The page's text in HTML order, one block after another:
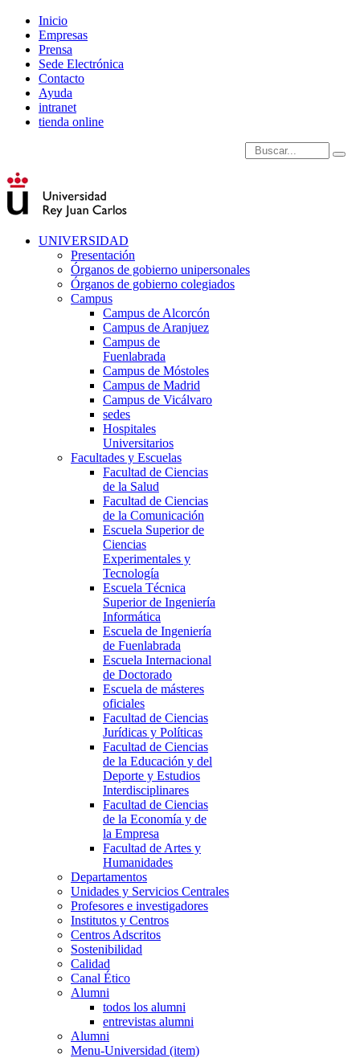
Inicio
Empresas
Prensa
Sede Electrónica
Contacto
Ayuda
intranet
tienda online
Introduce términos de
UNIVERSIDAD
Presentación
Órganos de gobierno unipersonales
Órganos de gobierno colegiados
Campus
Campus de Alcorcón
Campus de Aranjuez
Campus de
Fuenlabrada
Campus de Móstoles
Campus de Madrid
Campus de Vicálvaro
sedes
Hospitales
Universitarios
Facultades y Escuelas
Facultad de Ciencias
de la Salud
Facultad de Ciencias
de la Comunicación
Escuela Superior de
Ciencias
Experimentales y
Tecnología
Escuela Técnica
Superior de Ingeniería
Informática
Escuela de Ingeniería
de Fuenlabrada
Escuela Internacional
de Doctorado
Escuela de másteres
oficiales
Facultad de Ciencias
Jurídicas y Políticas
Facultad de Ciencias
de la Educación y del
Deporte y Estudios
Interdisciplinares
Facultad de Ciencias
de la Economía y de
la Empresa
Facultad de Artes y
Humanidades
Departamentos
Unidades y Servicios Centrales
Profesores e investigadores
Institutos y Centros
Centros Adscritos
Sostenibilidad
Calidad
Canal Ético
Alumni
todos los alumni
entrevistas alumni
Alumni
Menu-Universidad (item)